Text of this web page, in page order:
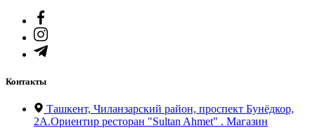
Контакты
Ташкент, Чиланзарский район, проспект Бунёдкор,
2А.Ориентир ресторан "Sultan Ahmet" . Магазин